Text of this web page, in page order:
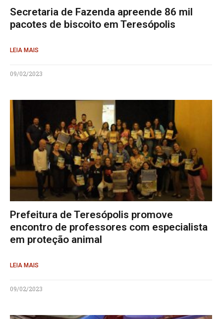
Secretaria de Fazenda apreende 86 mil
pacotes de biscoito em Teresópolis
LEIA MAIS
09/02/2023
Prefeitura de Teresópolis promove
encontro de professores com especialista
em proteção animal
LEIA MAIS
09/02/2023